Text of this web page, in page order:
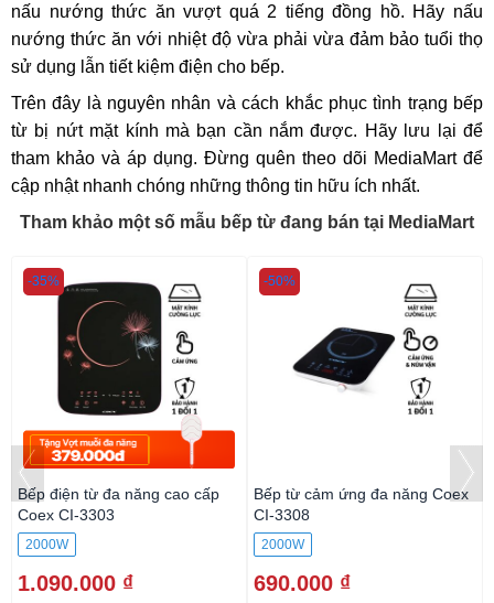
nấu nướng thức ăn vượt quá 2 tiếng đồng hồ. Hãy nấu
nướng thức ăn với nhiệt độ vừa phải vừa đảm bảo tuổi thọ
sử dụng lẫn tiết kiệm điện cho bếp.
Trên đây là nguyên nhân và cách khắc phục tình trạng bếp
từ bị nứt mặt kính mà bạn cần nắm được. Hãy lưu lại để
tham khảo và áp dụng. Đừng quên theo dõi MediaMart để
cập nhật nhanh chóng những thông tin hữu ích nhất.
Tham khảo một số mẫu bếp từ đang bán tại MediaMart
Bếp điện từ đa năng cao cấp
Coex CI-3303
2000W
1.090.000 ₫
-35%
Bếp từ cảm ứng đa năng Coex
CI-3308
2000W
690.000 ₫
-50%